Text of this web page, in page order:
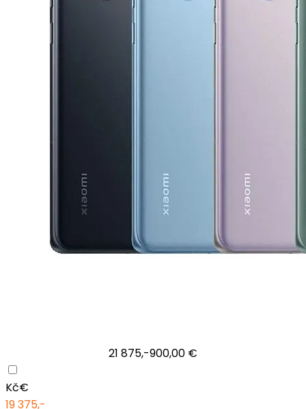
21 875,-900,00 €
Kč€
19 375,-